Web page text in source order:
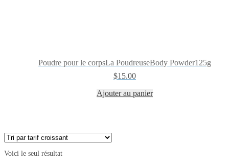
Poudre pour le corpsLa PoudreuseBody Powder125g
$15.00
Ajouter au panier
Voici le seul résultat